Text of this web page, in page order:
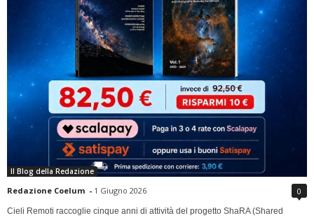
Il Blog della Redazione
Redazione Coelum - 1 Giugno 2026 0
Cieli Remoti raccoglie cinque anni di attività del progetto ShaRA (Shared